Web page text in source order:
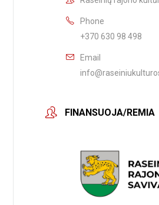
Phone
+370 630 98 498
Email
FINANSUOJA/REMIA